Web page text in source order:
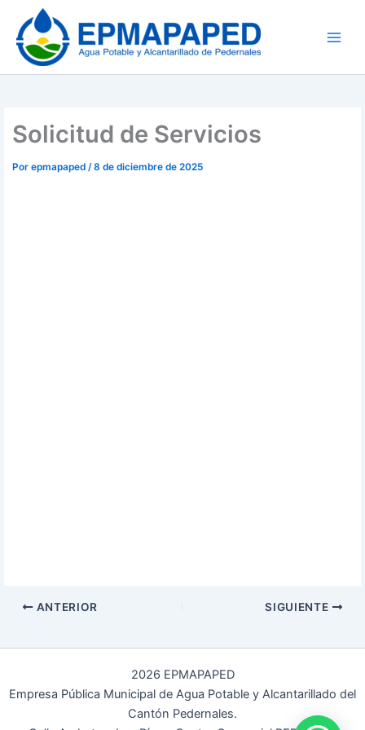
contenido
Solicitud de Servicios
Porepmapaped/8 de diciembre de 2025
ANTERIOR SIGUIENTE
2026 EPMAPAPED
Empresa Pública Municipal de Agua Potable y Alcantarillado del
Cantón Pedernales.